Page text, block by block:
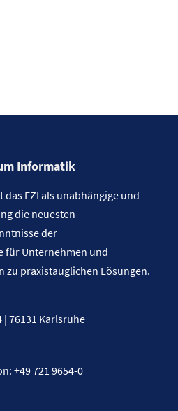
Informatik
FZI als unabhängige und
die neuesten
der
für Unternehmen und
zu praxistauglichen Lösungen.
| 76131 Karlsruhe
+49 721 9654-0